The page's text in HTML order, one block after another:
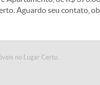
no Lugar Certo.